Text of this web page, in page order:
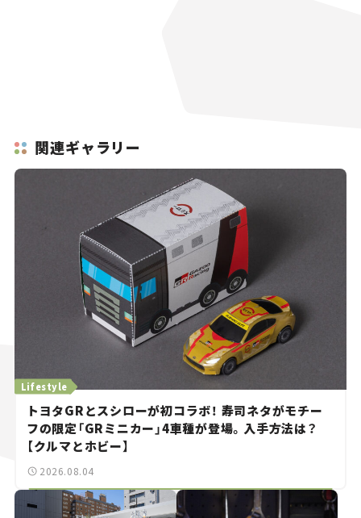
関連ギャラリー
Lifestyle
トヨタGRとスシローが初コラボ！ 寿司ネタがモチー
フの限定「GRミニカー」4車種が登場。入手方法は？
【クルマとホビー】
2026.08.04